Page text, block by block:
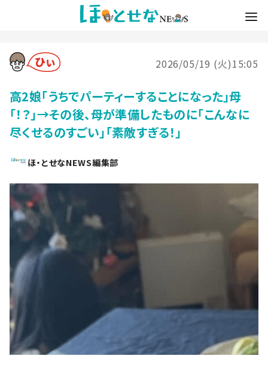
2026/05/19 (火)15:05
高2娘「うちでパーティーすることになった」母
「！？」→その後、母が準備したものに「こんなに
尽くせるのすごい」「素敵すぎる！」
ほ・とせなNEWS編集部